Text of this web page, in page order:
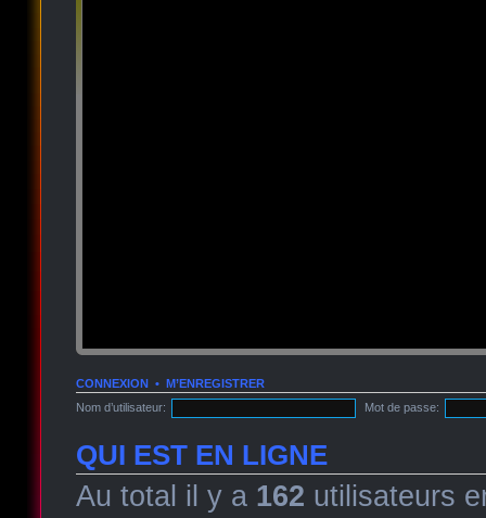
CONNEXION • M’ENREGISTRER
Nom d’utilisateur:
Mot de passe:
QUI EST EN LIGNE
Au total il y a 162 utilisateurs